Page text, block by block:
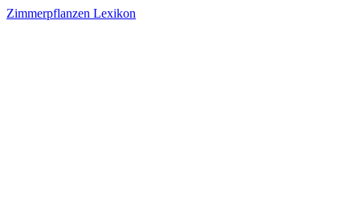
Zimmerpflanzen Lexikon